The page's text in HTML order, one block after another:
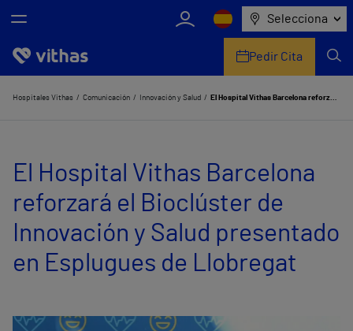
Selecciona
Nosotros
Servicios de salud
Equipo médico y asistencial
Pedir Cita
Hospitales Vithas Comunicación Innovación y Salud El Hospital Vithas Barcelona reforzará el Bioclúster de Innovación y Salud presentado en Esplugues de Llobregat
El Hospital Vithas Barcelona
reforzará el Bioclúster de
Innovación y Salud presentado
en Esplugues de Llobregat